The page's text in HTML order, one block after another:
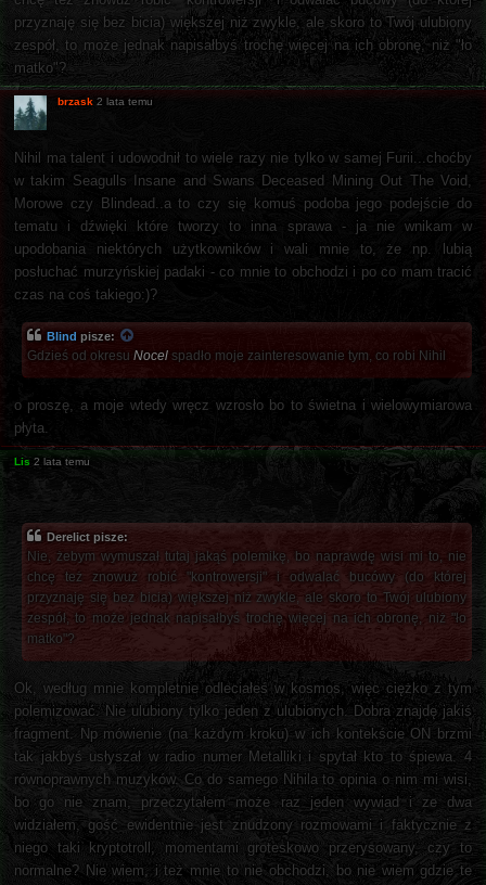
przyznaję się bez bicia) większej niż zwykle, ale skoro to Twój ulubiony
zespół, to może jednak napisałbyś trochę więcej na ich obronę, niż "ło
matko"?
brzask 2 lata temu
Nihil ma talent i udowodnił to wiele razy nie tylko w samej Furii...choćby
w takim Seagulls Insane and Swans Deceased Mining Out The Void,
Morowe czy Blindead..a to czy się komuś podoba jego podejście do
tematu i dźwięki które tworzy to inna sprawa - ja nie wnikam w
upodobania niektórych użytkowników i wali mnie to, że np. lubią
posłuchać murzyńskiej padaki - co mnie to obchodzi i po co mam tracić
czas na coś takiego:)?
Blind pisze:
Gdzieś od okresu Nocel spadło moje zainteresowanie tym, co robi Nihil
o proszę, a moje wtedy wręcz wzrosło bo to świetna i wielowymiarowa
płyta.
Lis 2 lata temu
Derelict pisze:
Nie, żebym wymuszał tutaj jakąś polemikę, bo naprawdę wisi mi to, nie
chcę też znowuż robić "kontrowersji" i odwalać bucówy (do której
przyznaję się bez bicia) większej niż zwykle, ale skoro to Twój ulubiony
zespół, to może jednak napisałbyś trochę więcej na ich obronę, niż "ło
matko"?
Ok, według mnie kompletnie odleciałeś w kosmos, więc ciężko z tym
polemizować. Nie ulubiony tylko jeden z ulubionych. Dobra znajdę jakiś
fragment. Np mówienie (na każdym kroku) w ich kontekście ON brzmi
tak jakbyś usłyszał w radio numer Metalliki i spytał kto to śpiewa. 4
równoprawnych muzyków. Co do samego Nihila to opinia o nim mi wisi,
bo go nie znam, przeczytałem może raz jeden wywiad i ze dwa
widziałem, gość ewidentnie jest znudzony rozmowami i faktycznie z
niego taki kryptotroll, momentami groteskowo przerysowany, czy to
normalne? Nie wiem, i też mnie to nie obchodzi, bo nie wiem gdzie te